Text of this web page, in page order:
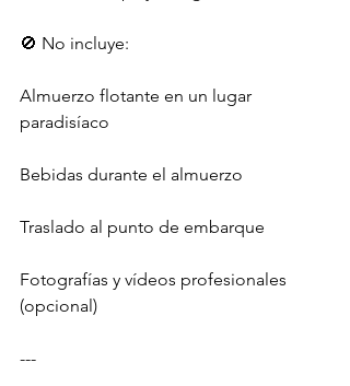
🚫 No incluye:
Almuerzo flotante en un lugar
paradisíaco
Bebidas durante el almuerzo
Traslado al punto de embarque
Fotografías y vídeos profesionales
(opcional)
---